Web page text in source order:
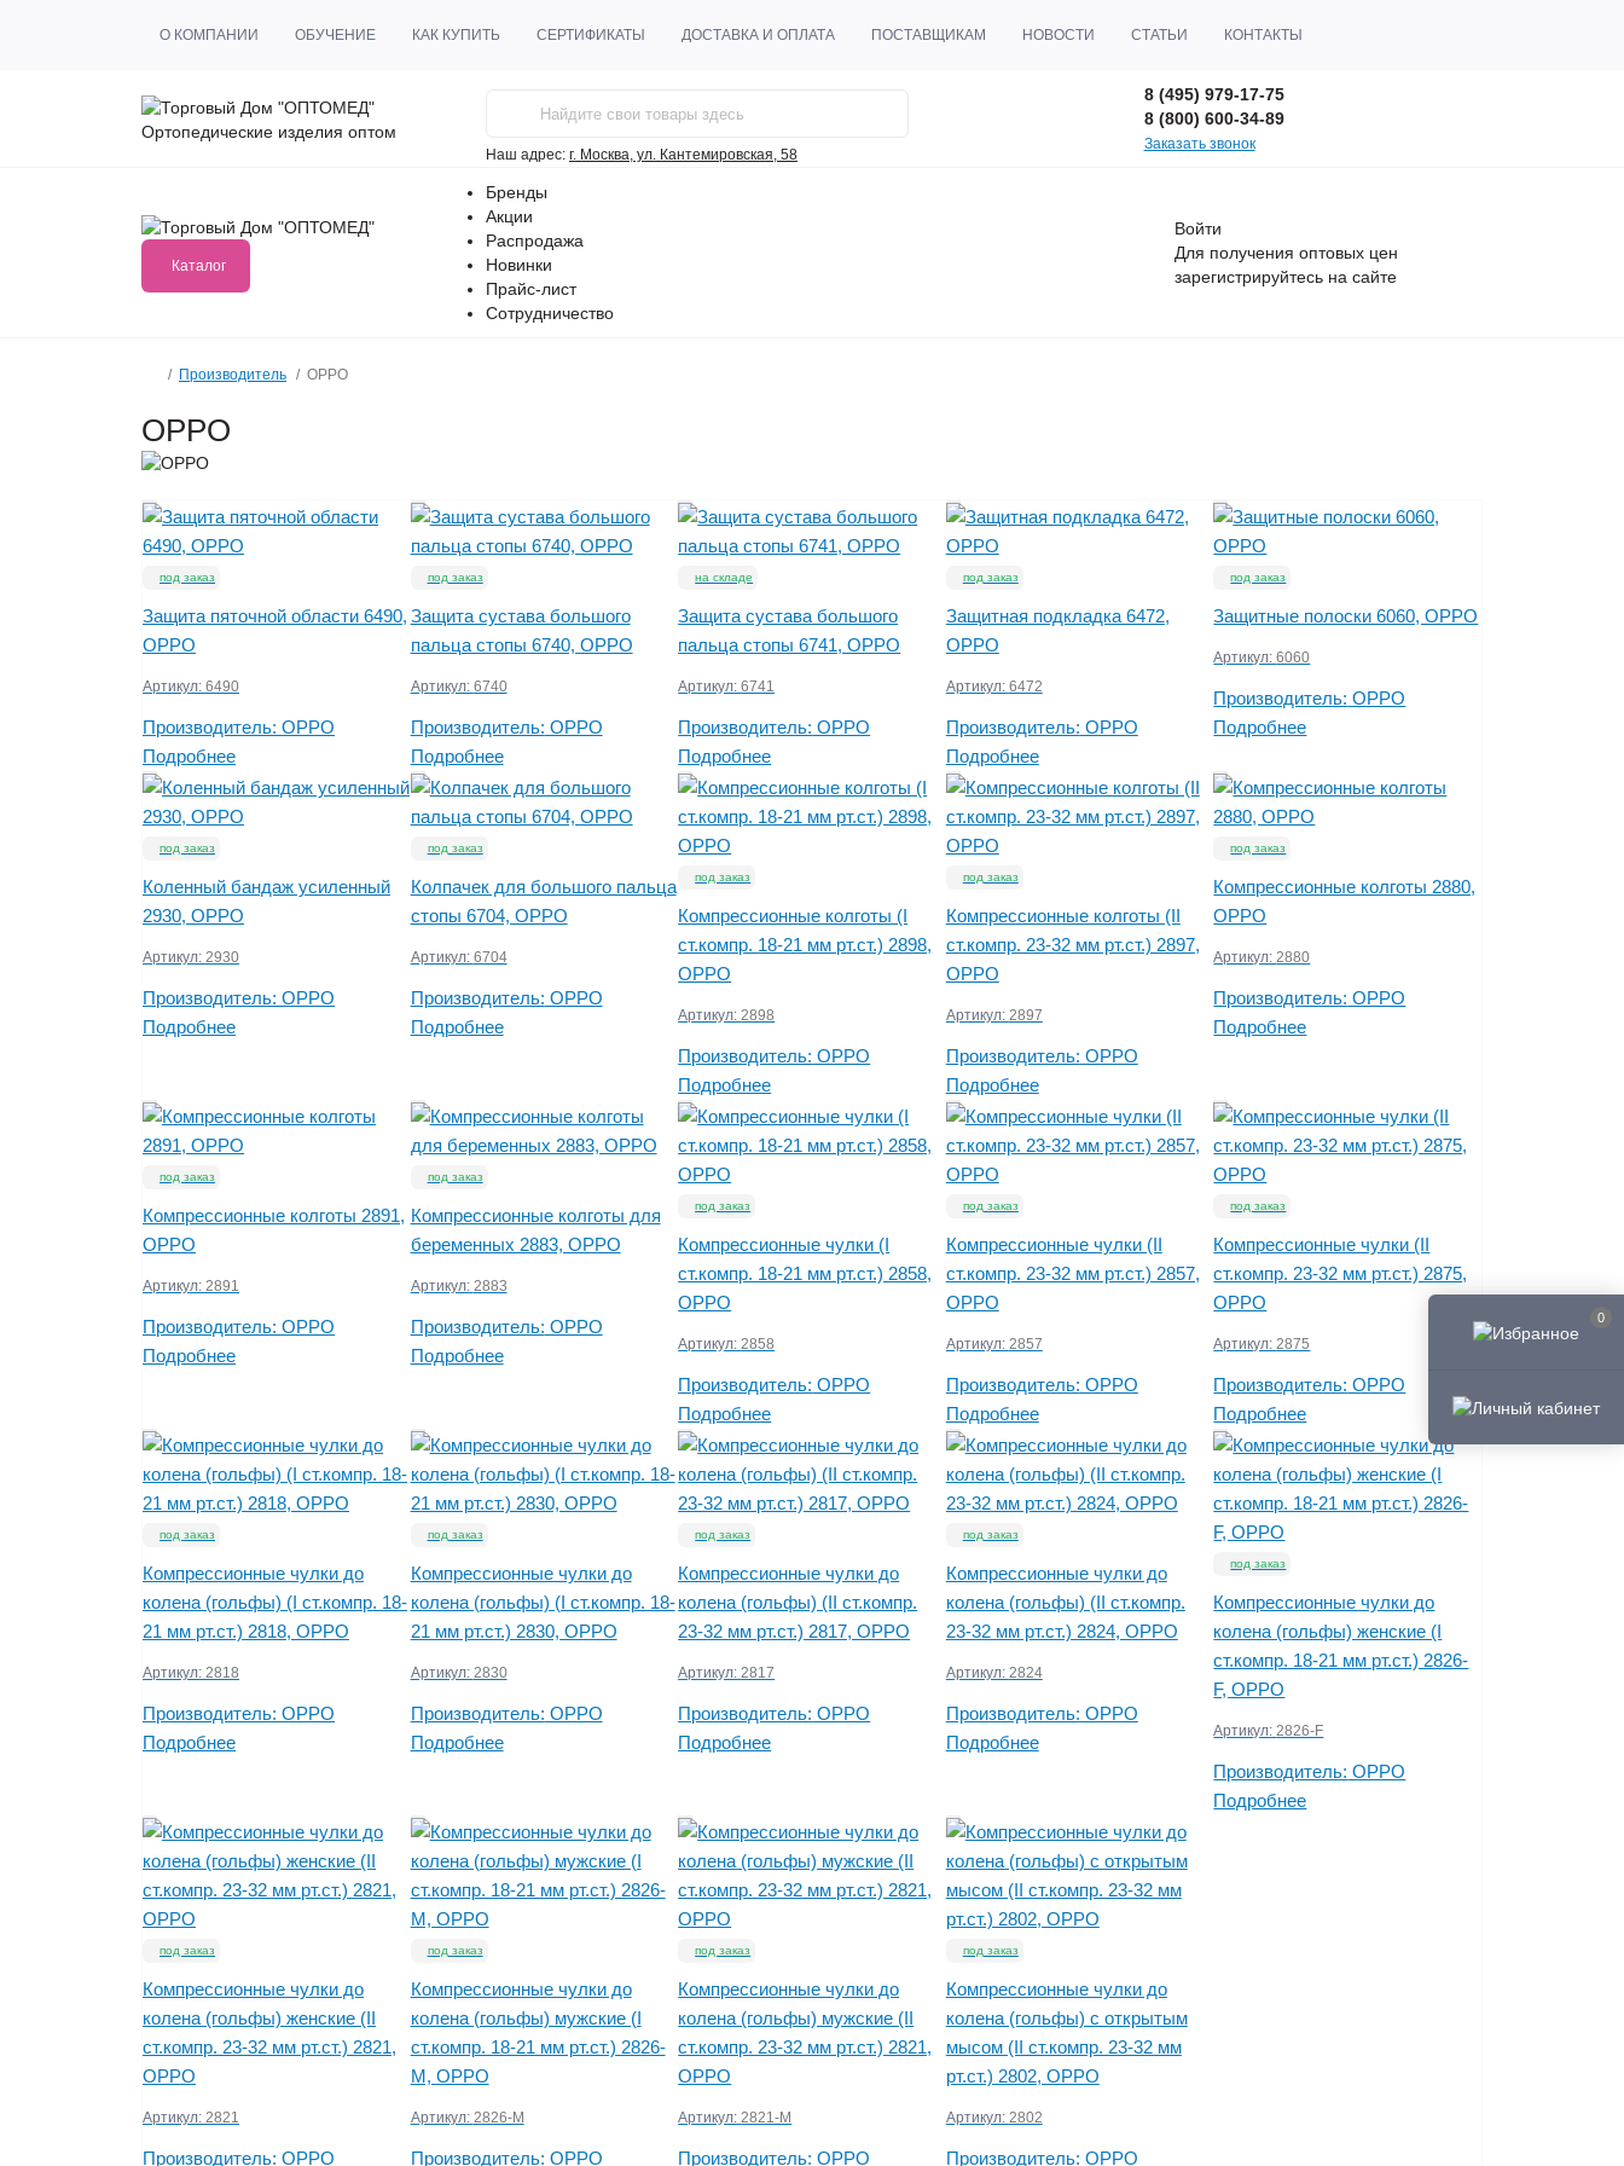
0
О КОМПАНИИ ОБУЧЕНИЕ КАК КУПИТЬ СЕРТИФИКАТЫ ДОСТАВКА И ОПЛАТА ПОСТАВЩИКАМ НОВОСТИ СТАТЬИ КОНТАКТЫ
Ортопедические изделия оптом
Наш адрес: г. Москва, ул. Кантемировская, 58
8 (495) 979-17-75
8 (800) 600-34-89
Заказать звонок
Каталог
Бренды
Акции
Распродажа
Новинки
Прайс-лист
Сотрудничество
Войти
Для получения оптовых цен
зарегистрируйтесь на сайте
Производитель OPPO
OPPO
под заказ
Защита пяточной области 6490,
OPPO
Артикул: 6490
Производитель: OPPO
Подробнее
под заказ
Защита сустава большого
пальца стопы 6740, OPPO
Артикул: 6740
Производитель: OPPO
Подробнее
на складе
Защита сустава большого
пальца стопы 6741, OPPO
Артикул:6741
Производитель: OPPO
Подробнее
под заказ
Защитная подкладка 6472,
OPPO
Артикул: 6472
Производитель: OPPO
Подробнее
под заказ
Защитные полоски 6060, OPPO
Артикул:6060
Производитель: OPPO
Подробнее
под заказ
Коленный бандаж усиленный
2930, OPPO
Артикул: 2930
Производитель: OPPO
Подробнее
под заказ
Колпачек для большого пальца
стопы 6704, OPPO
Артикул: 6704
Производитель: OPPO
Подробнее
под заказ
Компрессионные колготы (I
ст.компр. 18-21 мм рт.ст.) 2898,
OPPO
Артикул:2898
Производитель: OPPO
Подробнее
под заказ
Компрессионные колготы (II
ст.компр. 23-32 мм рт.ст.) 2897,
OPPO
Артикул: 2897
Производитель: OPPO
Подробнее
под заказ
Компрессионные колготы 2880,
OPPO
Артикул:2880
Производитель: OPPO
Подробнее
под заказ
Компрессионные колготы 2891,
OPPO
Артикул: 2891
Производитель: OPPO
Подробнее
под заказ
Компрессионные колготы для
беременных 2883, OPPO
Артикул: 2883
Производитель: OPPO
Подробнее
под заказ
Компрессионные чулки (I
ст.компр. 18-21 мм рт.ст.) 2858,
OPPO
Артикул:2858
Производитель: OPPO
Подробнее
под заказ
Компрессионные чулки (II
ст.компр. 23-32 мм рт.ст.) 2857,
OPPO
Артикул: 2857
Производитель: OPPO
Подробнее
под заказ
Компрессионные чулки (II
ст.компр. 23-32 мм рт.ст.) 2875,
OPPO
Артикул:2875
Производитель: OPPO
Подробнее
под заказ
Компрессионные чулки до
колена (гольфы) (I ст.компр. 18-
21 мм рт.ст.) 2818, OPPO
Артикул: 2818
Производитель: OPPO
Подробнее
под заказ
Компрессионные чулки до
колена (гольфы) (I ст.компр. 18-
21 мм рт.ст.) 2830, OPPO
Артикул: 2830
Производитель: OPPO
Подробнее
под заказ
Компрессионные чулки до
колена (гольфы) (II ст.компр.
23-32 мм рт.ст.) 2817, OPPO
Артикул:2817
Производитель: OPPO
Подробнее
под заказ
Компрессионные чулки до
колена (гольфы) (II ст.компр.
23-32 мм рт.ст.) 2824, OPPO
Артикул: 2824
Производитель: OPPO
Подробнее
под заказ
Компрессионные чулки до
колена (гольфы) женские (I
ст.компр. 18-21 мм рт.ст.) 2826-
F, OPPO
Артикул:2826-F
Производитель: OPPO
Подробнее
под заказ
Компрессионные чулки до
колена (гольфы) женские (II
ст.компр. 23-32 мм рт.ст.) 2821,
OPPO
Артикул: 2821
Производитель: OPPO
под заказ
Компрессионные чулки до
колена (гольфы) мужские (I
ст.компр. 18-21 мм рт.ст.) 2826-
M, OPPO
Артикул: 2826-M
Производитель: OPPO
под заказ
Компрессионные чулки до
колена (гольфы) мужские (II
ст.компр. 23-32 мм рт.ст.) 2821,
OPPO
Артикул:2821-M
Производитель: OPPO
под заказ
Компрессионные чулки до
колена (гольфы) с открытым
мысом (II ст.компр. 23-32 мм
рт.ст.) 2802, OPPO
Артикул: 2802
Производитель: OPPO